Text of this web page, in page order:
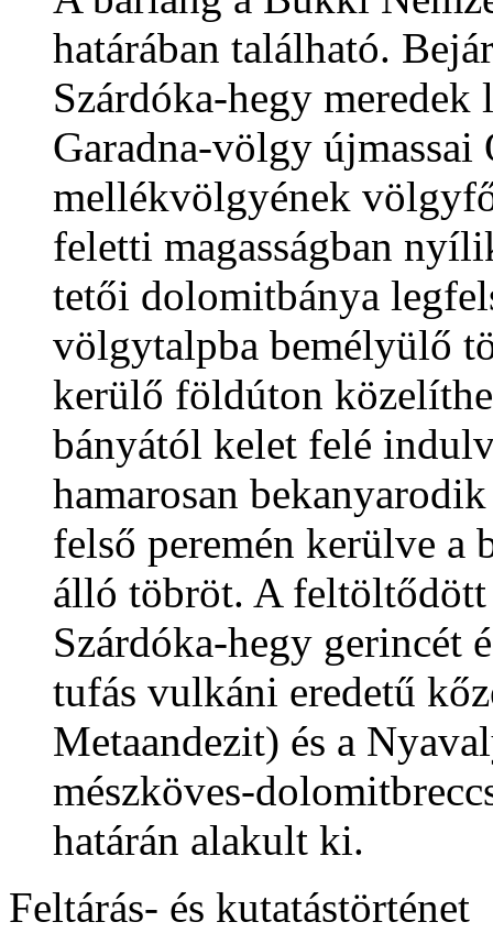
határában található.
Szárdóka-hegy meredek
Garadna-völgy újmassai
mellékvölgyének
feletti magasságban
tetői dolomitbánya
völgytalpba bemélyülő
kerülő földúton
bányától kelet felé
hamarosan
felső peremén kerülve a
álló töbröt. A
Szárdóka-hegy gerincét
tufás vulkáni eredetű
Metaandezit) és a
mészköves-
határán alakult ki.
Feltárás- és kutatástörténet